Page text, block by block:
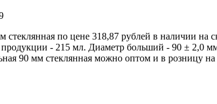
стеклянная по цене 318,87 рублей в наличии на
- 215 мл. Диаметр больший - 90 ± 2,0
90 мм стеклянная можно оптом и в розницу